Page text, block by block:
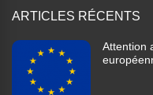
ARTICLES RÉCENTS
Attention